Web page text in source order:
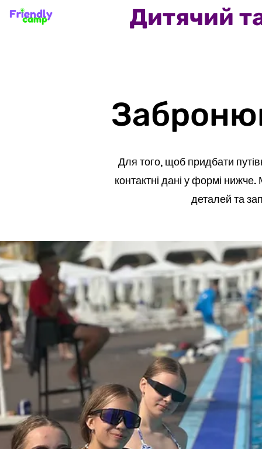
Дитячий
Для того, щоб придбати
контактні дані у формі
деталей та